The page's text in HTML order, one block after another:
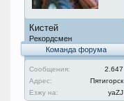
Кистей
Рекордсмен
Команда форума
Сообщения:
2.647
Адрес:
Пятигорск
Езжу на:
уаZJ